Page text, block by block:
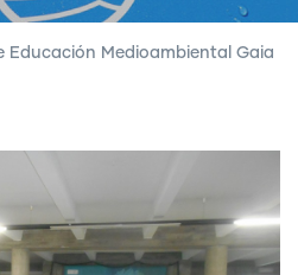
Educación Medioambiental Gaia